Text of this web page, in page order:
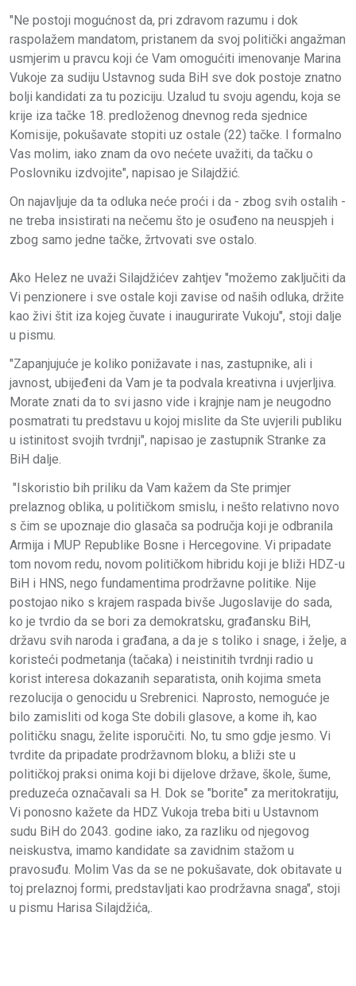
"Ne postoji mogućnost da, pri zdravom razumu i dok
raspolažem mandatom, pristanem da svoj politički angažman
usmjerim u pravcu koji će Vam omogućiti imenovanje Marina
Vukoje za sudiju Ustavnog suda BiH sve dok postoje znatno
bolji kandidati za tu poziciju. Uzalud tu svoju agendu, koja se
krije iza tačke 18. predloženog dnevnog reda sjednice
Komisije, pokušavate stopiti uz ostale (22) tačke. I formalno
Vas molim, iako znam da ovo nećete uvažiti, da tačku o
Poslovniku izdvojite", napisao je Silajdžić.
On najavljuje da ta odluka neće proći i da - zbog svih ostalih -
ne treba insistirati na nečemu što je osuđeno na neuspjeh i
zbog samo jedne tačke, žrtvovati sve ostalo.
Ako Helez ne uvaži Silajdžićev zahtjev "možemo zaključiti da
Vi penzionere i sve ostale koji zavise od naših odluka, držite
kao živi štit iza kojeg čuvate i inaugurirate Vukoju", stoji dalje
u pismu.
"Zapanjujuće je koliko ponižavate i nas, zastupnike, ali i
javnost, ubijeđeni da Vam je ta podvala kreativna i uvjerljiva.
Morate znati da to svi jasno vide i krajnje nam je neugodno
posmatrati tu predstavu u kojoj mislite da Ste uvjerili publiku
u istinitost svojih tvrdnji", napisao je zastupnik Stranke za
BiH dalje.
"Iskoristio bih priliku da Vam kažem da Ste primjer
prelaznog oblika, u političkom smislu, i nešto relativno novo
s čim se upoznaje dio glasača sa područja koji je odbranila
Armija i MUP Republike Bosne i Hercegovine. Vi pripadate
tom novom redu, novom političkom hibridu koji je bliži HDZ-u
BiH i HNS, nego fundamentima prodržavne politike. Nije
postojao niko s krajem raspada bivše Jugoslavije do sada,
ko je tvrdio da se bori za demokratsku, građansku BiH,
državu svih naroda i građana, a da je s toliko i snage, i želje, a
koristeći podmetanja (tačaka) i neistinitih tvrdnji radio u
korist interesa dokazanih separatista, onih kojima smeta
rezolucija o genocidu u Srebrenici. Naprosto, nemoguće je
bilo zamisliti od koga Ste dobili glasove, a kome ih, kao
političku snagu, želite isporučiti. No, tu smo gdje jesmo. Vi
tvrdite da pripadate prodržavnom bloku, a bliži ste u
političkoj praksi onima koji bi dijelove države, škole, šume,
preduzeća označavali sa H. Dok se "borite" za meritokratiju,
Vi ponosno kažete da HDZ Vukoja treba biti u Ustavnom
sudu BiH do 2043. godine iako, za razliku od njegovog
neiskustva, imamo kandidate sa zavidnim stažom u
pravosuđu. Molim Vas da se ne pokušavate, dok obitavate u
toj prelaznoj formi, predstavljati kao prodržavna snaga", stoji
u pismu Harisa Silajdžića,.